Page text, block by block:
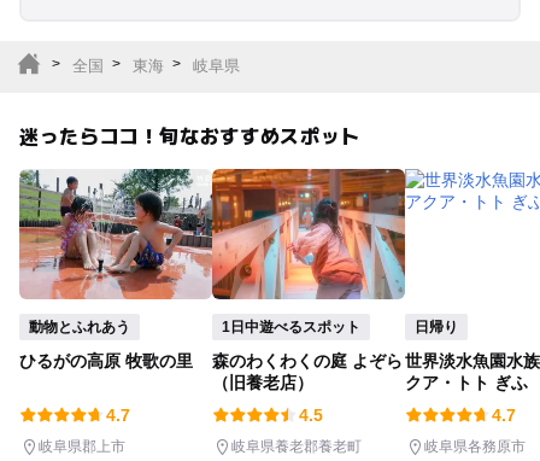
サファリパーク
植物園・フラワーパー
ク
キャンプ場 バーベキュー
釣り 自然景観
農業体験
潮干狩り 社会見学
全国 東海 岐阜県
迷ったらココ！旬なおすすめスポット
動物とふれあう
ひるがの高原 牧歌の里
4.7
岐阜県郡上市
1日中遊べるスポット
森のわくわくの庭 よぞら
（旧養老店）
4.5
岐阜県養老郡養老町
日帰り
世界淡水魚園水
クア・トト ぎふ
4.7
岐阜県各務原市